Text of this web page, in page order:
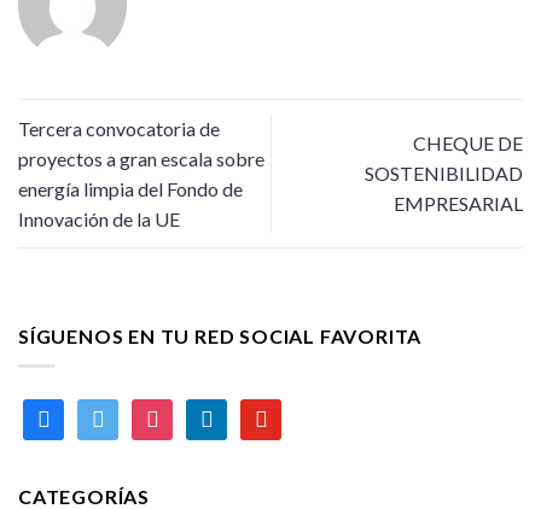
Tercera convocatoria de
proyectos a gran escala sobre
energía limpia del Fondo de
Innovación de la UE
CHEQUE DE
SOSTENIBILIDAD
EMPRESARIAL
SÍGUENOS EN TU RED SOCIAL FAVORITA
facebooktwitter instagramlinkedin youtube
CATEGORÍAS